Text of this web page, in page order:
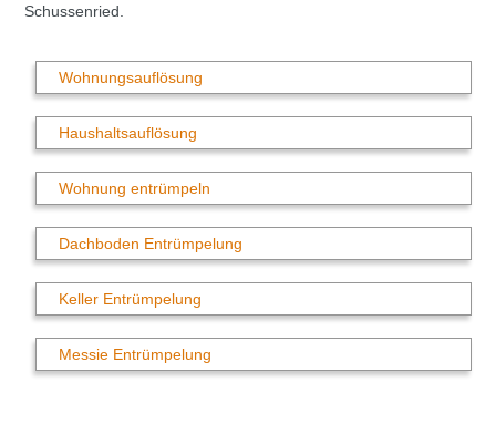
Schussenried.
Wohnungsauflösung
Haushaltsauflösung
Wohnung entrümpeln
Dachboden Entrümpelung
Keller Entrümpelung
Messie Entrümpelung